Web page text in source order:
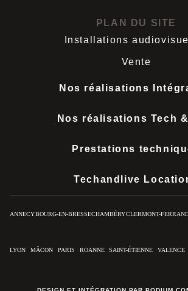
PLAN DU SITE
Installations
Vente
Nos réalisations
Nos réalisations Tech
Prestations
Techandlive
ANNECYBOURG-EN-BRESSECHAMBÉRYCLERMONT-
LYON MÂCON PARIS ROANNE SAINT-ÉTIENNE VALENCE